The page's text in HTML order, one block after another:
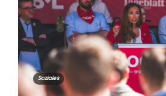
Soziales